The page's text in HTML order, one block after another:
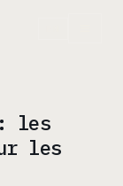
les
les